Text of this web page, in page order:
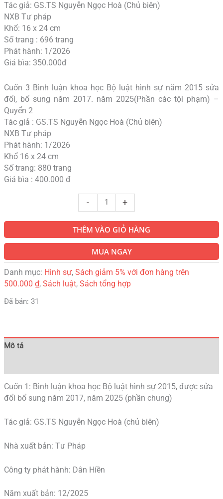
Tác giả: GS.TS Nguyễn Ngọc Hoà (Chủ biên)
NXB Tư pháp
Khổ: 16 x 24 cm
Số trang : 696 trang
Phát hành: 1/2026
Giá bìa: 350.000đ
Cuốn 3 Bình luận khoa học Bộ luật hình sự năm 2015 sửa
đổi, bổ sung năm 2017. năm 2025(Phần các tội phạm) –
Quyển 2
Tác giả : GS.TS Nguyễn Ngọc Hoà (Chủ biên)
NXB Tư pháp
Phát hành: 1/2026
Khổ 16 x 24 cm
Số trang: 880 trang
Giá bìa : 400.000 đ
- +
THÊM VÀO GIỎ HÀNG
MUA NGAY
Danh mục: Hình sự, Sách giảm 5% với đơn hàng trên
500.000 ₫, Sách luật, Sách tổng hợp
Đã bán: 31
Mô tả
Cuốn 1: Bình luận khoa học Bộ luật hình sự 2015, được sửa
đổi bổ sung năm 2017, năm 2025 (phần chung)
Tác giả: GS.TS Nguyễn Ngọc Hoà (chủ biên)
Nhà xuất bản: Tư Pháp
Công ty phát hành: Dân Hiền
Năm xuất bản: 12/2025